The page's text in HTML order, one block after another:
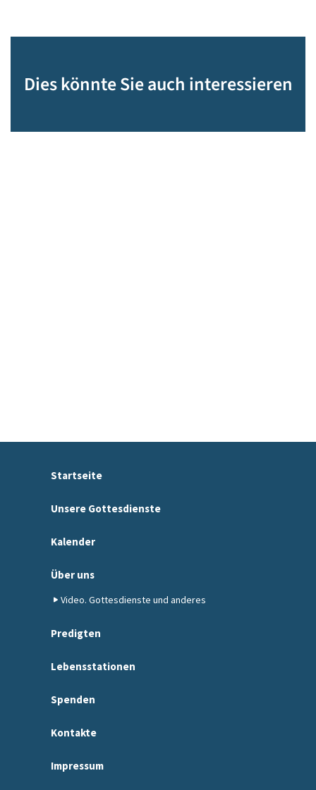
Dies könnte Sie auch interessieren
Startseite
Unsere Gottesdienste
Kalender
Über uns
Video. Gottesdienste und anderes
Predigten
Lebensstationen
Spenden
Kontakte
Impressum